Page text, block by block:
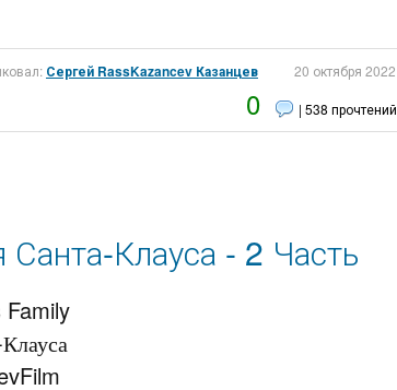
Сергей RassKazancev Казанцев 20 октября 2022
0 | 538 прочтений
Клауса - 2 Часть